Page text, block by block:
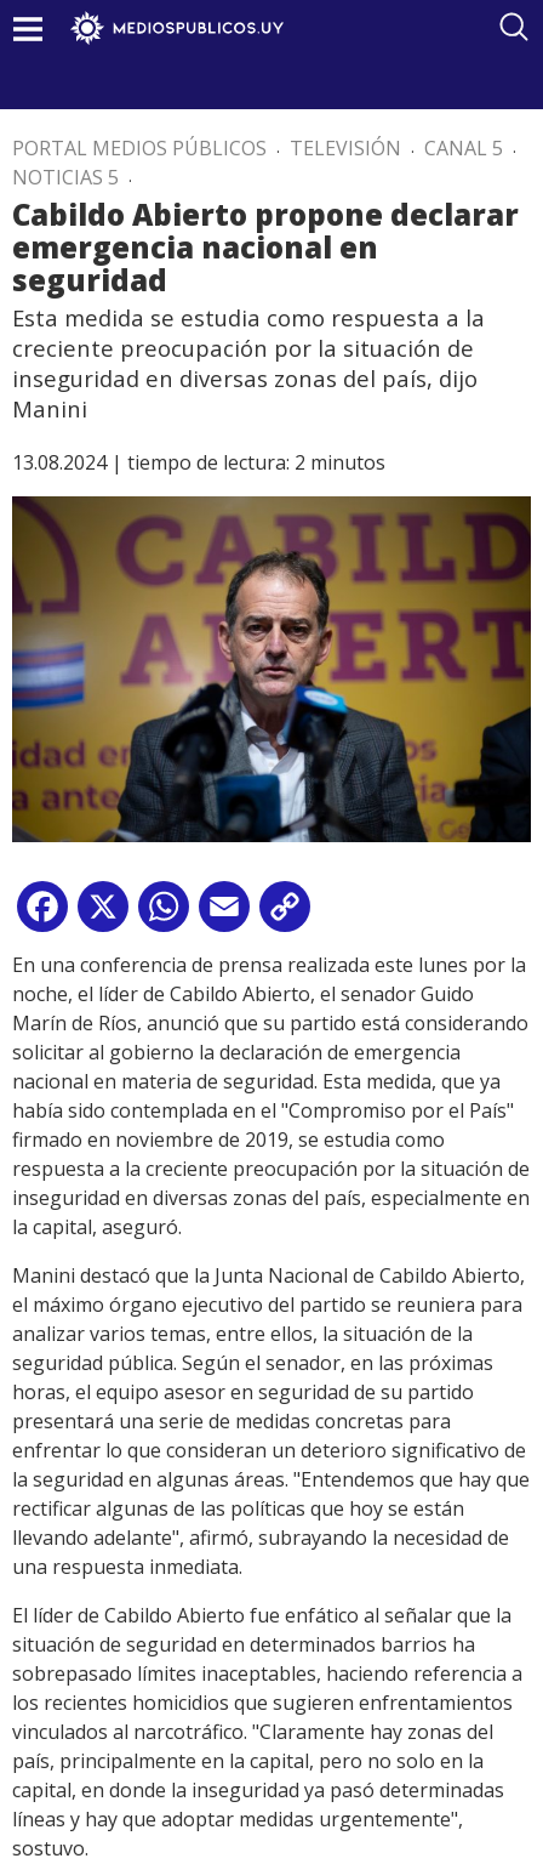
PORTAL MEDIOS PÚBLICOS . TELEVISIÓN . CANAL 5 .
NOTICIAS 5 .
Cabildo Abierto propone declarar
emergencia nacional en
seguridad
Esta medida se estudia como respuesta a la
creciente preocupación por la situación de
inseguridad en diversas zonas del país, dijo
Manini
13.08.2024 | tiempo de lectura: 2 minutos
Facebook
X WhatsApp
Email
Link
En una conferencia de prensa realizada este lunes por la
noche, el líder de Cabildo Abierto, el senador Guido
Marín de Ríos, anunció que su partido está considerando
solicitar al gobierno la declaración de emergencia
nacional en materia de seguridad. Esta medida, que ya
había sido contemplada en el "Compromiso por el País"
firmado en noviembre de 2019, se estudia como
respuesta a la creciente preocupación por la situación de
inseguridad en diversas zonas del país, especialmente en
la capital, aseguró.
Manini destacó que la Junta Nacional de Cabildo Abierto,
el máximo órgano ejecutivo del partido se reuniera para
analizar varios temas, entre ellos, la situación de la
seguridad pública. Según el senador, en las próximas
horas, el equipo asesor en seguridad de su partido
presentará una serie de medidas concretas para
enfrentar lo que consideran un deterioro significativo de
la seguridad en algunas áreas. "Entendemos que hay que
rectificar algunas de las políticas que hoy se están
llevando adelante", afirmó, subrayando la necesidad de
una respuesta inmediata.
El líder de Cabildo Abierto fue enfático al señalar que la
situación de seguridad en determinados barrios ha
sobrepasado límites inaceptables, haciendo referencia a
los recientes homicidios que sugieren enfrentamientos
vinculados al narcotráfico. "Claramente hay zonas del
país, principalmente en la capital, pero no solo en la
capital, en donde la inseguridad ya pasó determinadas
líneas y hay que adoptar medidas urgentemente",
sostuvo.